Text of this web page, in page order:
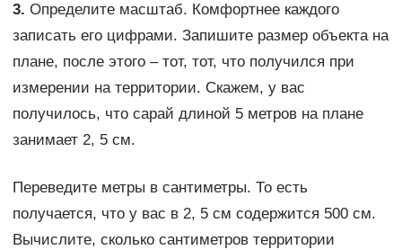
3. Определите масштаб. Комфортнее каждого
записать его цифрами. Запишите размер объекта на
плане, после этого – тот, тот, что получился при
измерении на территории. Скажем, у вас
получилось, что сарай длиной 5 метров на плане
занимает 2, 5 см.
Переведите метры в сантиметры. То есть
получается, что у вас в 2, 5 см содержится 500 см.
Вычислите, сколько сантиметров территории